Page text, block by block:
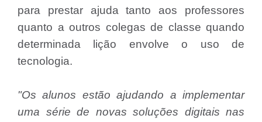
para prestar ajuda tanto aos professores
quanto a outros colegas de classe quando
determinada lição envolve o uso de
tecnologia.
"Os alunos estão ajudando a implementar
uma série de novas soluções digitais nas